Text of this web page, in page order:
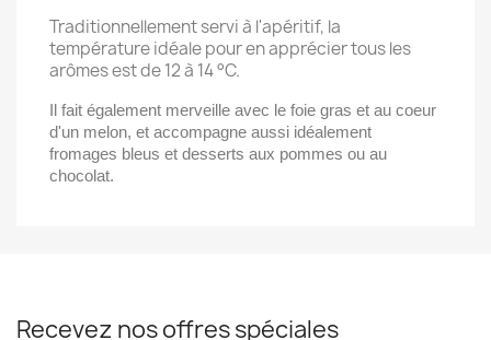
Traditionnellement servi à l'apéritif, la
température idéale pour en apprécier tous les
arômes est de 12 à 14 °C.
Il fait également merveille avec le foie gras et au coeur
d'un melon, et accompagne aussi idéalement
fromages bleus et desserts aux pommes ou au
chocolat.
Recevez nos offres spéciales